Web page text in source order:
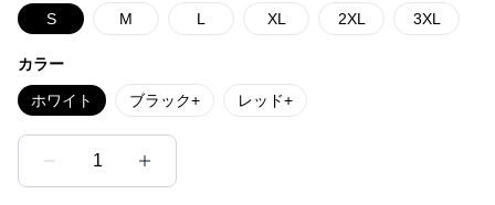
S M L XL 2XL 3XL
カラー
ホワイト ブラック+ レッド+
1